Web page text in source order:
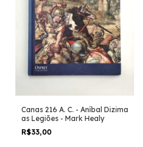
Canas 216 A. C. - Aníbal Dizima
as Legiões - Mark Healy
R$33,00